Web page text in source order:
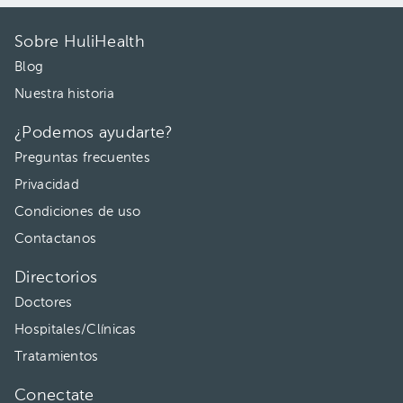
Sobre HuliHealth
Blog
Nuestra historia
¿Podemos ayudarte?
Preguntas frecuentes
Privacidad
Condiciones de uso
Contactanos
Directorios
Doctores
Hospitales/Clínicas
Tratamientos
Conectate